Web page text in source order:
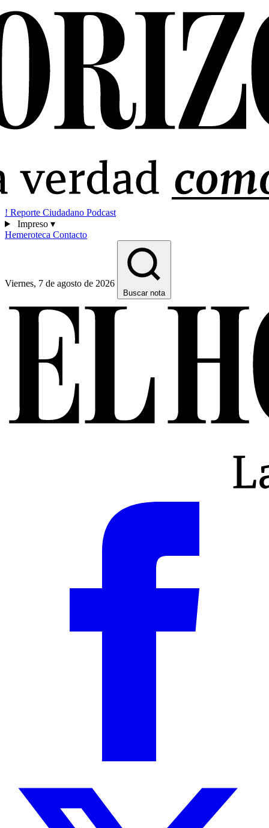
! Reporte Ciudadano Podcast
Impreso ▾
Hemeroteca Contacto
Viernes, 7 de agosto de 2026
Buscar nota